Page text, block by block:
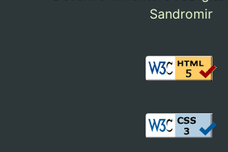
Sandromir